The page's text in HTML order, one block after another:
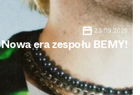
23.09.2025
Nowa era zespołu BEMY!